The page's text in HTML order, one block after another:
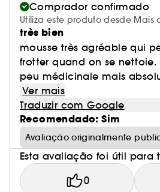
Comprador confirmado
Utiliza este produto desde Mais
très bien
mousse très agréable qui
frotter quand on se nettoie.
peu médicinale mais
Ver mais
Traduzir com Google
Recomendado: Sim
Avaliação originalmente
Esta avaliação foi útil para
0